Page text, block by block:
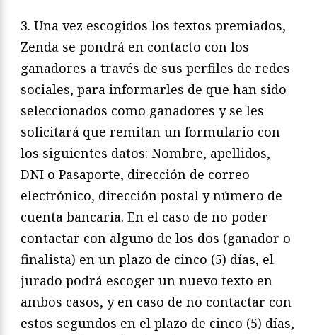
3. Una vez escogidos los textos premiados,
Zenda se pondrá en contacto con los
ganadores a través de sus perfiles de redes
sociales, para informarles de que han sido
seleccionados como ganadores y se les
solicitará que remitan un formulario con
los siguientes datos: Nombre, apellidos,
DNI o Pasaporte, dirección de correo
electrónico, dirección postal y número de
cuenta bancaria. En el caso de no poder
contactar con alguno de los dos (ganador o
finalista) en un plazo de cinco (5) días, el
jurado podrá escoger un nuevo texto en
ambos casos, y en caso de no contactar con
estos segundos en el plazo de cinco (5) días,